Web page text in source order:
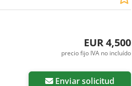
EUR 4,500
precio fijo IVA no incluído
Enviar solicitud